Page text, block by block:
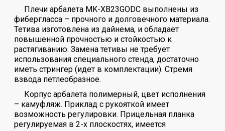
Плечи арбалета MK-XB23GODC выполнены из
фибергласса – прочного и долговечного материала.
Тетива изготовлена из дайнема, и обладает
повышенной прочностью и стойкостью к
растягиванию. Замена тетивы не требует
использования специального стенда, достаточно
иметь стрингер (идет в комплектации). Стремя
взвода петлеобразное.
Корпус арбалета полимерный, цвет исполнения
– камуфляж. Приклад с рукояткой имеет
возможность регулировки. Прицельная планка
регулируемая в 2-х плоскостях, имеется